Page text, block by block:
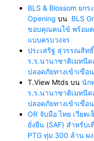
BLS & Blossom ยก
Opening บน BLS
ขอบคุณคนไข้ พร้อมต
แบบครบวงจร
ประเสริฐ สุวรรณสิทธิ์
ร.ร.นานาชาติเมทนีด
ปลอดภัยทางเข้าเขื่อน
T.View Mtds บน นัก
ร.ร.นานาชาติเมทนีด
ปลอดภัยทางเข้าเขื่อน
OR จับมือ ไทย เวียต
ยั่งยืน (SAF) สำหรับ
PTG ทุ่ม 300 ล้าน ผ